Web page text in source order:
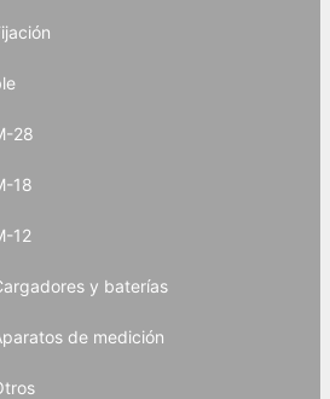
28
18
12
y baterías
de medición